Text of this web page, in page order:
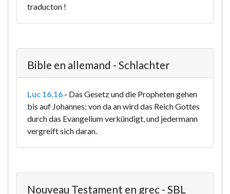
traducton !
Bible en allemand - Schlachter
Luc 16.16 - Das Gesetz und die Propheten gehen
bis auf Johannes; von da an wird das Reich Gottes
durch das Evangelium verkündigt, und jedermann
vergreift sich daran.
Nouveau Testament en grec - SBL